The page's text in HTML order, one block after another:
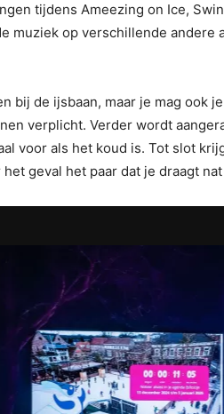
tijdens Ameezing on Ice,
muziek op verschillende andere
bij de ijsbaan, maar je mag ook
verplicht. Verder wordt
voor als het koud is. Tot slot
geval het paar dat je draagt